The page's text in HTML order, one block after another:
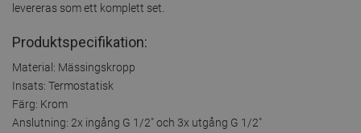
levereras som ett komplett set.
Produktspecifikation:
Material: Mässingskropp
Insats: Termostatisk
Färg: Krom
Anslutning: 2x ingång G 1/2" och 3x utgång G 1/2"